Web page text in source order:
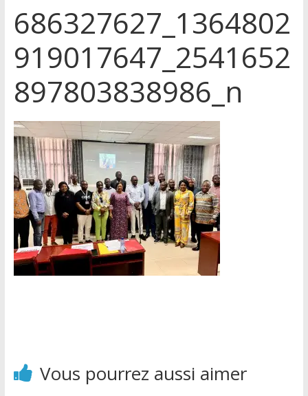
686327627_1364802
919017647_2541652
897803838986_n
Vous pourrez aussi aimer